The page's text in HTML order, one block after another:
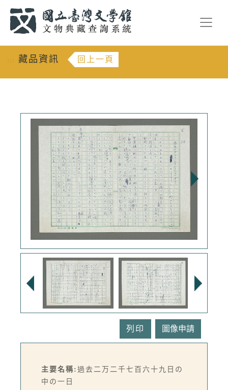
::: 藏品資訊 回上一頁
列印
主要名稱: 過去二万二千七百六十九日の
中の一日